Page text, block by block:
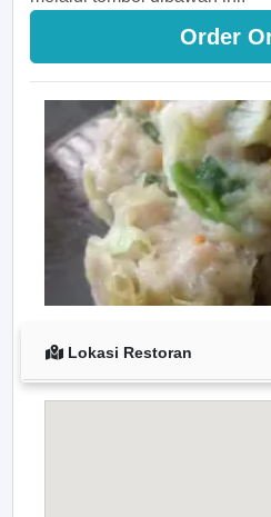
Order
Lokasi Restoran